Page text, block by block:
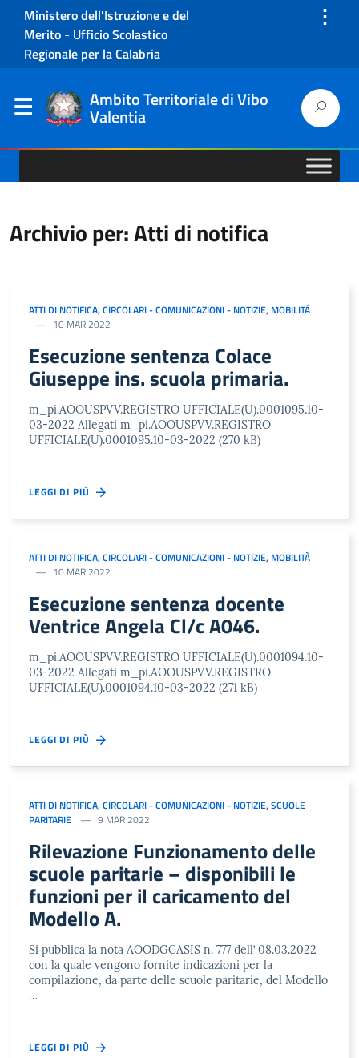
Ministero dell'Istruzione e del
Merito - Ufficio Scolastico
Regionale per la Calabria
⋮
Ambito Territoriale di Vibo
Valentia
Archivio per: Atti di notifica
ATTI DI NOTIFICA, CIRCOLARI - COMUNICAZIONI - NOTIZIE, MOBILITÀ
10 MAR 2022
Esecuzione sentenza Colace
Giuseppe ins. scuola primaria.
m_pi.AOOUSPVV.REGISTRO UFFICIALE(U).0001095.10-
03-2022 Allegati m_pi.AOOUSPVV.REGISTRO
UFFICIALE(U).0001095.10-03-2022 (270 kB)
LEGGI DI PIÙ
ATTI DI NOTIFICA, CIRCOLARI - COMUNICAZIONI - NOTIZIE, MOBILITÀ
10 MAR 2022
Esecuzione sentenza docente
Ventrice Angela Cl/c A046.
m_pi.AOOUSPVV.REGISTRO UFFICIALE(U).0001094.10-
03-2022 Allegati m_pi.AOOUSPVV.REGISTRO
UFFICIALE(U).0001094.10-03-2022 (271 kB)
LEGGI DI PIÙ
ATTI DI NOTIFICA, CIRCOLARI - COMUNICAZIONI - NOTIZIE, SCUOLE
PARITARIE
9 MAR 2022
Rilevazione Funzionamento delle
scuole paritarie – disponibili le
funzioni per il caricamento del
Modello A.
Si pubblica la nota AOODGCASIS n. 777 dell’ 08.03.2022
con la quale vengono fornite indicazioni per la
compilazione, da parte delle scuole paritarie, del Modello
…
LEGGI DI PIÙ